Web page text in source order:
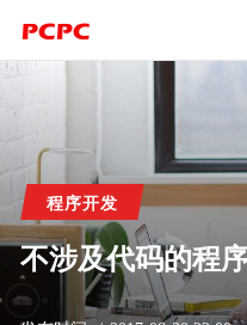
程序开发
不涉及代码的程